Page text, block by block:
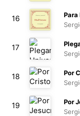
00:17
16
Para
00:27
17
00:13
18
Por
00:50
19
Por